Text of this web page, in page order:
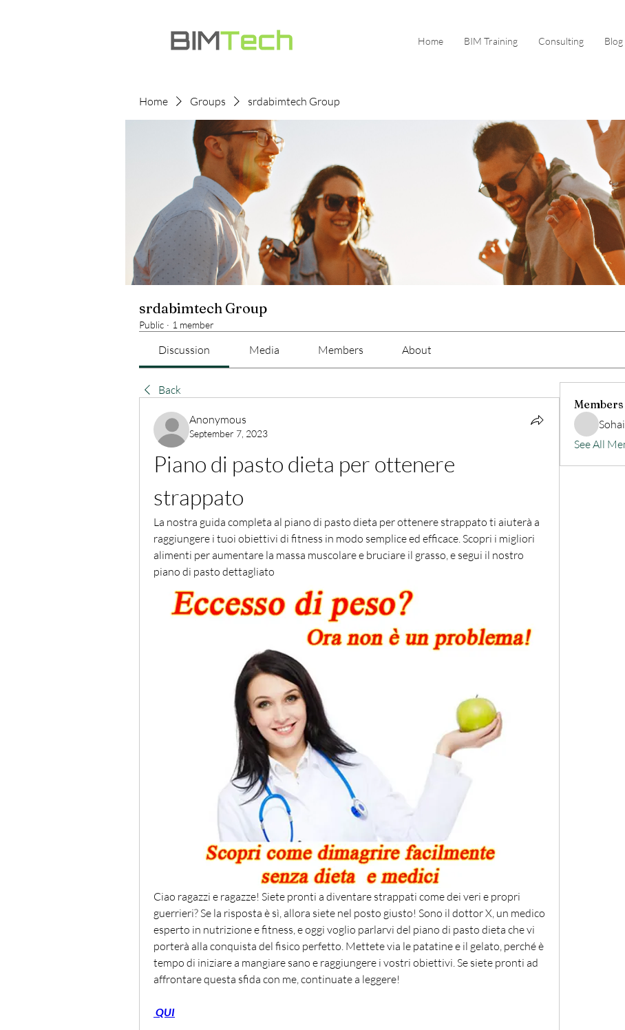
Home BIM Training Consulting Blog
Home Groups srdabimtech Group
srdabimtech Group
Public · 1 member
Discussion Media Members About
Back
Anonymous
September 7, 2023
Piano di pasto dieta per ottenere
strappato
La nostra guida completa al piano di pasto dieta per ottenere strappato ti aiuterà a
raggiungere i tuoi obiettivi di fitness in modo semplice ed efficace. Scopri i migliori
alimenti per aumentare la massa muscolare e bruciare il grasso, e segui il nostro
piano di pasto dettagliato
Ciao ragazzi e ragazze! Siete pronti a diventare strappati come dei veri e propri
guerrieri? Se la risposta è sì, allora siete nel posto giusto! Sono il dottor X, un medico
esperto in nutrizione e fitness, e oggi voglio parlarvi del piano di pasto dieta che vi
porterà alla conquista del fisico perfetto. Mettete via le patatine e il gelato, perché è
tempo di iniziare a mangiare sano e raggiungere i vostri obiettivi. Se siete pronti ad
affrontare questa sfida con me, continuate a leggere!
QUI
Members
See All